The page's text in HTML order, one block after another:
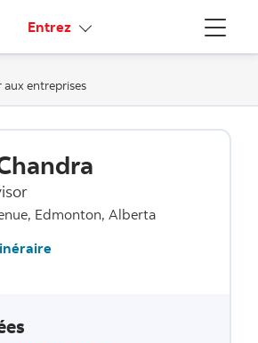
Menu
Entrez Liens connexes
aux entreprises
Edmonton, Alberta